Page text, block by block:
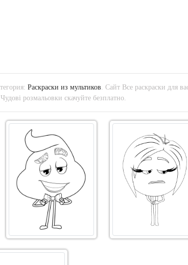
Раскраски из мультиков . Сайт Все раскраски для
розмальовки скачуйте безплатно.